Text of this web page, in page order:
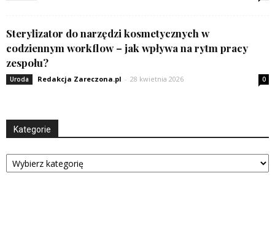
Sterylizator do narzędzi kosmetycznych w
codziennym workflow – jak wpływa na rytm pracy
zespołu?
Uroda Redakcja Zareczona.pl - 28 kwietnia 2026 0
Kategorie
Kategorie